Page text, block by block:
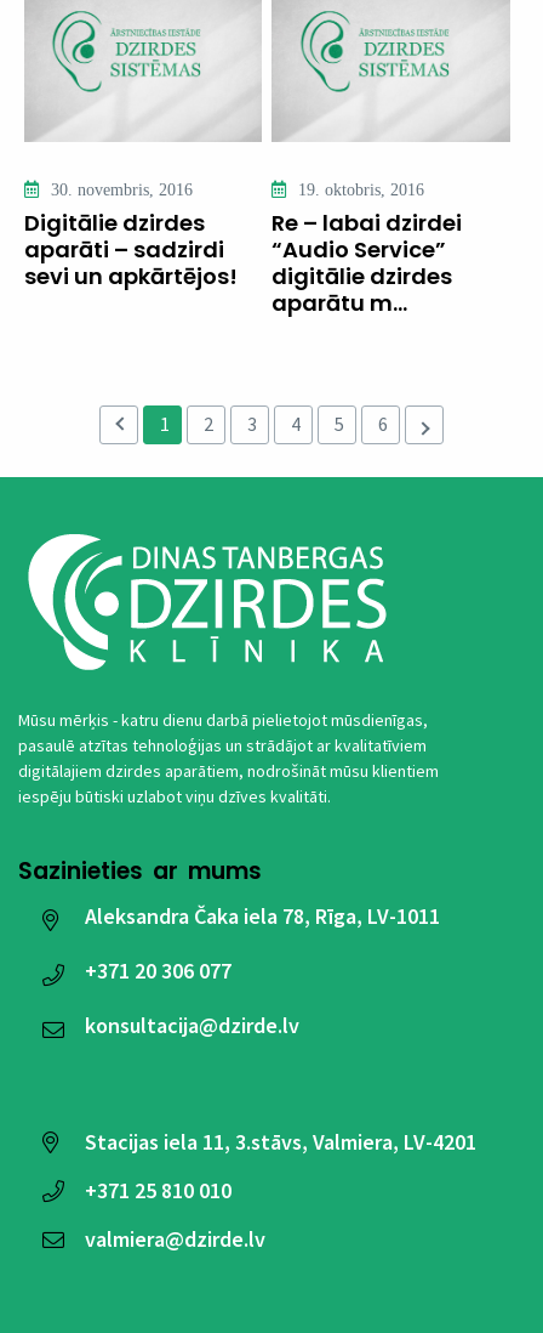
30. novembris, 2016
Digitālie dzirdes
aparāti – sadzirdi
sevi un apkārtējos!
19. oktobris, 2016
Re – labai dzirdei
“Audio Service”
digitālie dzirdes
aparātu m...
1 2 3 4 5 6
Mūsu mērķis - katru dienu darbā pielietojot mūsdienīgas,
pasaulē atzītas tehnoloģijas un strādājot ar kvalitatīviem
digitālajiem dzirdes aparātiem, nodrošināt mūsu klientiem
iespēju būtiski uzlabot viņu dzīves kvalitāti.
Sazinieties ar mums
Aleksandra Čaka iela 78, Rīga, LV-1011
+371 20 306 077
konsultacija@dzirde.lv
Stacijas iela 11, 3.stāvs, Valmiera, LV-4201
+371 25 810 010
valmiera@dzirde.lv